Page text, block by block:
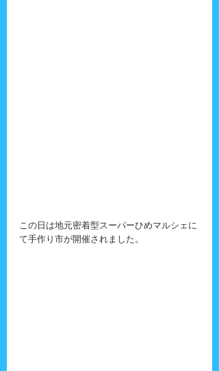
この日は地元密着型スーパーひめマルシェに
て手作り市が開催されました。